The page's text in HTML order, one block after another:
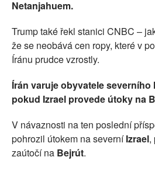
Netanjahuem.
Trump také řekl stanici CNBC –
že se neobává cen ropy, které v
Íránu prudce vzrostly.
Írán varuje obyvatele severního
pokud Izrael provede útoky na
V návaznosti na ten poslední
pohrozil útokem na severníIzrael,
zaútočí na Bejrút.